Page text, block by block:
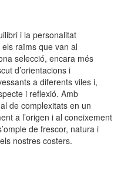
i la personalitat
raïms que van al
selecció, encara més
d’orientacions i
a diferents viles i,
i reflexió. Amb
de complexitats en un
a l’origen i al coneixement
de frescor, natura i
nostres costers.